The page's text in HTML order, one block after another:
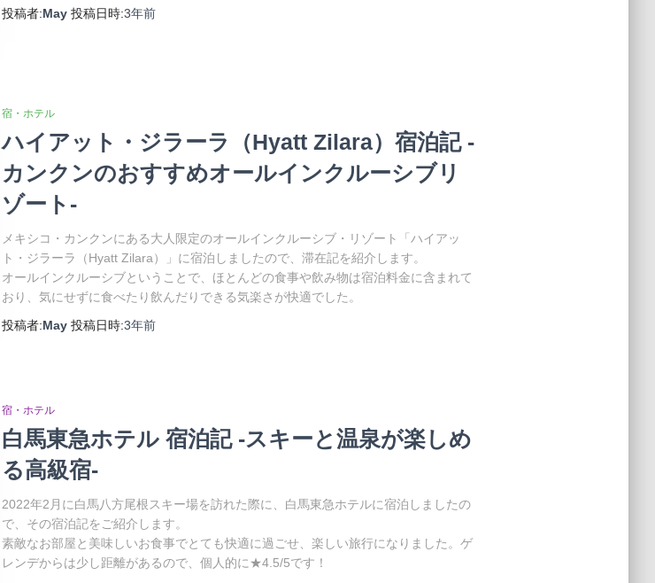
投稿者:May投稿日時:3年前
宿・ホテル
ハイアット・ジラーラ（Hyatt Zilara）宿泊記 -
カンクンのおすすめオールインクルーシブリ
ゾート-
メキシコ・カンクンにある大人限定のオールインクルーシブ・リゾート「ハイアッ
ト・ジラーラ（Hyatt Zilara）」に宿泊しましたので、滞在記を紹介します。
オールインクルーシブということで、ほとんどの食事や飲み物は宿泊料金に含まれて
おり、気にせずに食べたり飲んだりできる気楽さが快適でした。
投稿者:May投稿日時:3年前
宿・ホテル
白馬東急ホテル 宿泊記 -スキーと温泉が楽しめ
る高級宿-
2022年2月に白馬八方尾根スキー場を訪れた際に、白馬東急ホテルに宿泊しましたの
で、その宿泊記をご紹介します。
素敵なお部屋と美味しいお食事でとても快適に過ごせ、楽しい旅行になりました。ゲ
レンデからは少し距離があるので、個人的に★4.5/5です！